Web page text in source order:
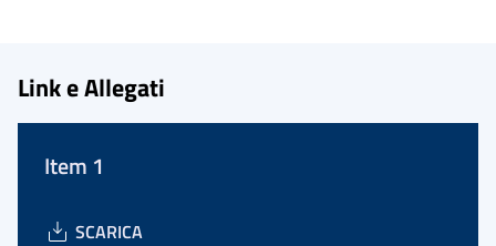
Link e Allegati
Item 1
SCARICA